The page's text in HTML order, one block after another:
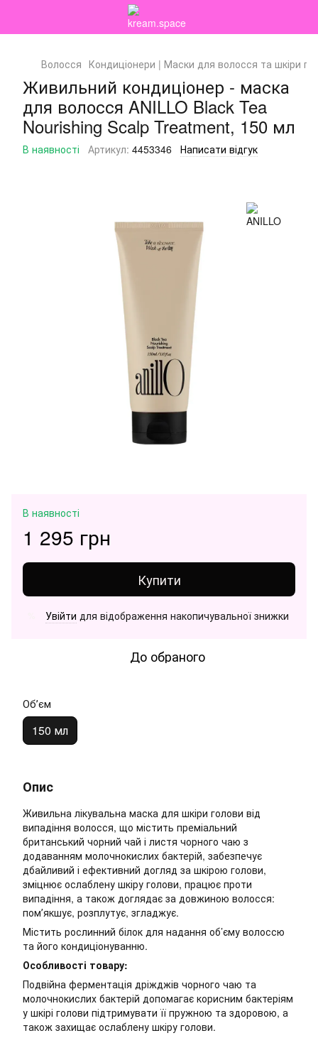
Волосся Кондиціонери | Маски для волосся та шкіри
Живильний кондиціонер - маска
для волосся ANILLO Black Tea
Nourishing Scalp Treatment, 150 мл
В наявності Артикул: 4453346 Написати відгук
В наявності
1 295 грн
Купити
Увійти для відображення накопичувальної знижки
До обраного
Обʼєм
150 мл
Опис
Живильна лікувальна маска для шкіри голови від
випадіння волосся, що містить преміальний
британський чорний чай і листя чорного чаю з
додаванням молочнокислих бактерій, забезпечує
дбайливий і ефективний догляд за шкірою голови,
зміцнює ослаблену шкіру голови, працює проти
випадіння, а також доглядає за довжиною волосся:
помʼякшує, розплутує, згладжує.
Містить рослинний білок для надання об’єму волоссю
та його кондиціонуванню.
Особливості товару:
Подвійна ферментація дріжджів чорного чаю та
молочнокислих бактерій допомагає корисним бактеріям
у шкірі голови підтримувати її пружною та здоровою, а
також захищає ослаблену шкіру голови.